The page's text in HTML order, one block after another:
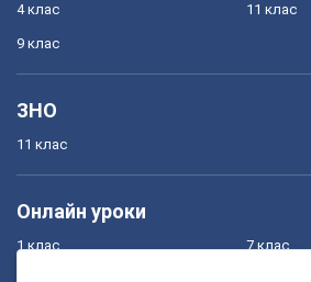
4 клас
9 клас
11 клас
ЗНО
11 клас
Онлайн уроки
1 клас 7 клас